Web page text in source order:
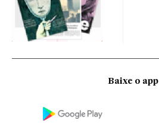
Baixe o app